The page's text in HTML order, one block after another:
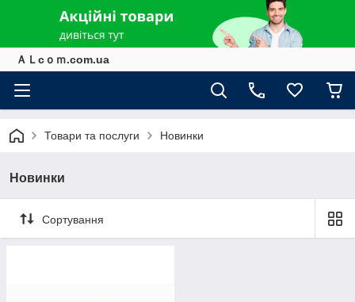
ＡＬcｏｍ.com.ua
Товари та послуги Новинки
Новинки
Сортування